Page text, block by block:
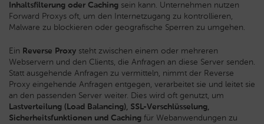
Inhaltsfilterung oder Caching sein kann. Unternehmen nutzen
Forward Proxys oft, um den Internetzugang zu kontrollieren,
Malware zu blockieren oder geografische Sperren zu umgehen.
Ein Reverse Proxy steht zwischen einem oder mehreren
Webservern und den Clients, die Anfragen an diese Server senden.
Statt ausgehende Anfragen zu vermitteln, nimmt der Reverse
Proxy eingehende Anfragen entgegen, verarbeitet sie und leitet sie
an den passenden Server weiter. Dies wird oft genutzt, um
Lastverteilung (Load Balancing), SSL-Verschlüsselung,
Sicherheitsfunktionen und Caching für Webanwendungen zu